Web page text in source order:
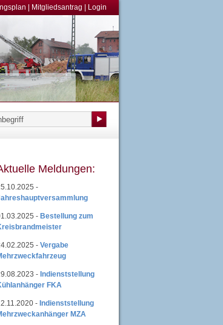
Mitgliedsantrag Login
Meldungen:
-
- Bestellung zum
- Vergabe
- Indienststellung
FKA
- Indienststellung
MZA